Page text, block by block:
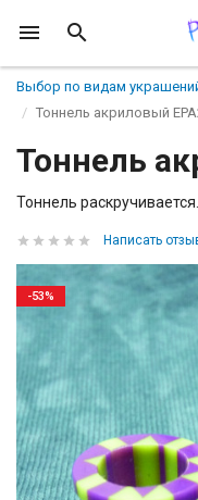
Выбор по видам
Тоннель акриловый
Тоннель
Тоннель
Написать
-53%